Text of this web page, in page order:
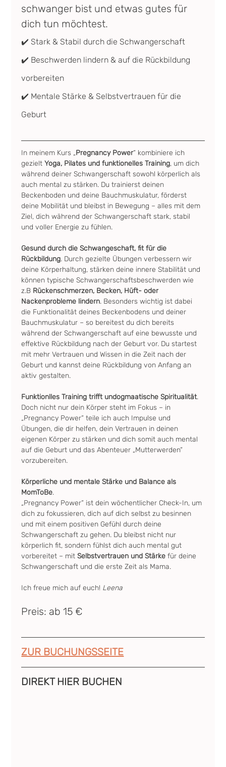
schwanger bist und etwas gutes für
dich tun möchtest.
✔️ Stark & Stabil durch die Schwangerschaft
✔️ Beschwerden lindern & auf die Rückbildung
vorbereiten
✔️ Mentale Stärke & Selbstvertrauen für die
Geburt
In meinem Kurs „Pregnancy Power“ kombiniere ich
gezielt Yoga, Pilates und funktionelles Training, um dich
während deiner Schwangerschaft sowohl körperlich als
auch mental zu stärken. Du trainierst deinen
Beckenboden und deine Bauchmuskulatur, förderst
deine Mobilität und bleibst in Bewegung – alles mit dem
Ziel, dich während der Schwangerschaft stark, stabil
und voller Energie zu fühlen.
Gesund durch die Schwangeschaft, fit für die
Rückbildung. Durch gezielte Übungen verbessern wir
deine Körperhaltung, stärken deine innere Stabilität und
können typische Schwangerschaftsbeschwerden wie
z.B Rückenschmerzen, Becken, Hüft- oder
Nackenprobleme lindern. Besonders wichtig ist dabei
die Funktionalität deines Beckenbodens und deiner
Bauchmuskulatur – so bereitest du dich bereits
während der Schwangerschaft auf eine bewusste und
effektive Rückbildung nach der Geburt vor. Du startest
mit mehr Vertrauen und Wissen in die Zeit nach der
Geburt und kannst deine Rückbildung von Anfang an
aktiv gestalten.
Funktionlles Training trifft undogmaatische Spiritualität.
Doch nicht nur dein Körper steht im Fokus – in
„Pregnancy Power“ teile ich auch Impulse und
Übungen, die dir helfen, dein Vertrauen in deinen
eigenen Körper zu stärken und dich somit auch mental
auf die Geburt und das Abenteuer „Mutterwerden“
vorzubereiten.
Körperliche und mentale Stärke und Balance als
MomToBe.
„Pregnancy Power“ ist dein wöchentlicher Check-In, um
dich zu fokussieren, dich auf dich selbst zu besinnen
und mit einem positiven Gefühl durch deine
Schwangerschaft zu gehen. Du bleibst nicht nur
körperlich fit, sondern fühlst dich auch mental gut
vorbereitet – mit Selbstvertrauen und Stärke für deine
Schwangerschaft und die erste Zeit als Mama.
Ich freue mich auf euch! Leena
Preis: ab 15 €
ZUR BUCHUNGSSEITE
DIREKT HIER BUCHEN